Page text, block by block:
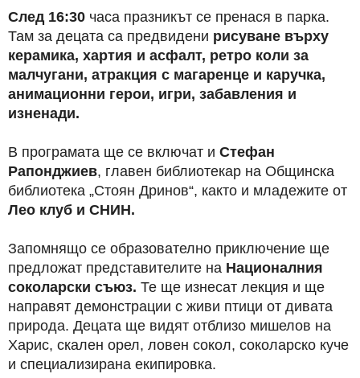
След 16:30 часа празникът се пренася в парка.
Там за децата са предвидени рисуване върху
керамика, хартия и асфалт, ретро коли за
малчугани, атракция с магаренце и каручка,
анимационни герои, игри, забавления и
изненади.
В програмата ще се включат и Стефан
Рапонджиев, главен библиотекар на Общинска
библиотека „Стоян Дринов“, както и младежите от
Лео клуб и СНИН.
Запомнящо се образователно приключение ще
предложат представителите на Националния
соколарски съюз. Те ще изнесат лекция и ще
направят демонстрации с живи птици от дивата
природа. Децата ще видят отблизо мишелов на
Харис, скален орел, ловен сокол, соколарско куче
и специализирана екипировка.